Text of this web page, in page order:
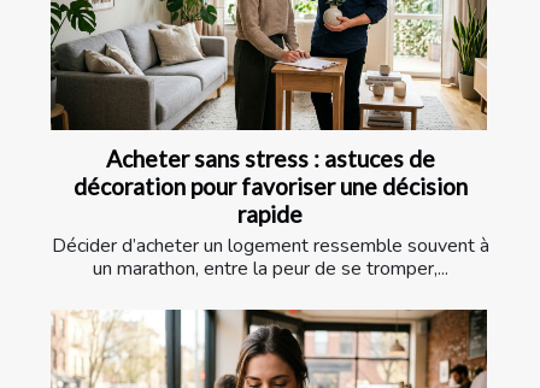
Acheter sans stress : astuces de
décoration pour favoriser une décision
rapide
Décider d’acheter un logement ressemble souvent à
un marathon, entre la peur de se tromper,...